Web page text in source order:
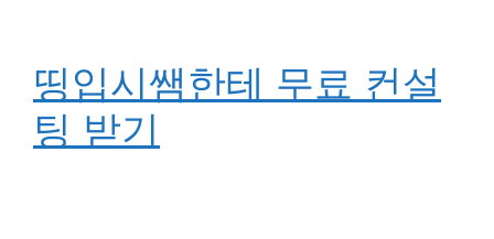
띵입시쌤한테 무료 컨설
팅 받기